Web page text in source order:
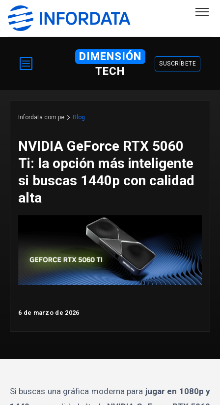
DIMENSIÓN
TECH
SUSCRÍBETE
Infordata.com.pe Blog
NVIDIA GeForce RTX 5060
Ti: la opción más inteligente
si buscas 1440p con calidad
alta
6 de marzo de 2026
Si buscas una gráfica moderna para jugar en 1080p y